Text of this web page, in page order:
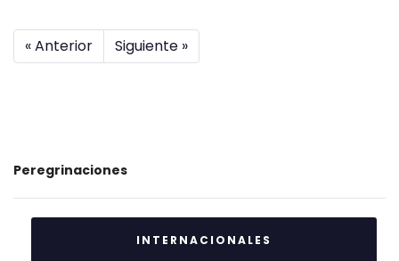
« Anterior Siguiente »
Peregrinaciones
INTERNACIONALES